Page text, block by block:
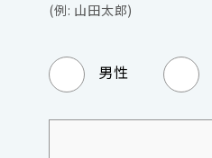
(例: 山田太郎)
男性